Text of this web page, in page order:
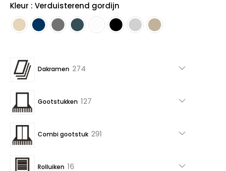
Kleur : Verduisterend gordijn
Dakramen 274
Gootstukken 127
Combi gootstuk 291
Rolluiken 16